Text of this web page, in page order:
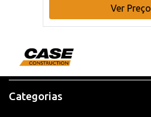
Ver Preço
Categorias